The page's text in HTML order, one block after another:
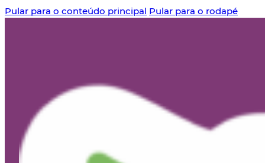
Pular para o conteúdo principal Pular para o rodapé